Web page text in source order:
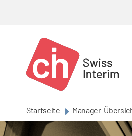
Startseite Manager-